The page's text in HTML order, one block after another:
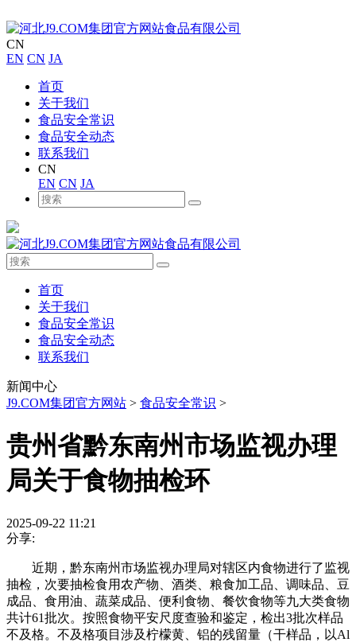
CN
EN CN JA
首页
关于我们
食品安全常识
食品安全动态
联系我们
CN
EN CN JA
首页
关于我们
食品安全常识
食品安全动态
联系我们
新闻中心
J9.COM集团官方网站 > 食品安全常识 >
贵州省黔东南州市场监视办理
局关于食物抽检环
2025-09-22 11:21
分享:
近期，黔东南州市场监视办理局对辖区内食物进行了监视
抽检，次要抽检食用农产物、酒类、粮食加工品、调味品、豆
成品、食用油、蔬菜成品、便利食物、餐饮食物等九大类食物
共计61批次。按照食物平安尺度查验和鉴定，检出3批次样品
不及格。不及格项目涉及柠檬黄、铝的残留量（干样品，以Al